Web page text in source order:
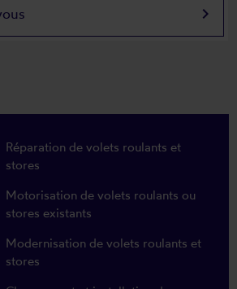
keyboard_arrow_right
Réparation de volets roulants et
stores
Motorisation de volets roulants ou
stores existants
Modernisation de volets roulants et
stores